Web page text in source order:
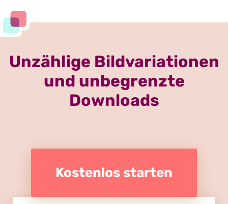
Unzählige Bildvariationen
und unbegrenzte
Downloads
Kostenlos starten